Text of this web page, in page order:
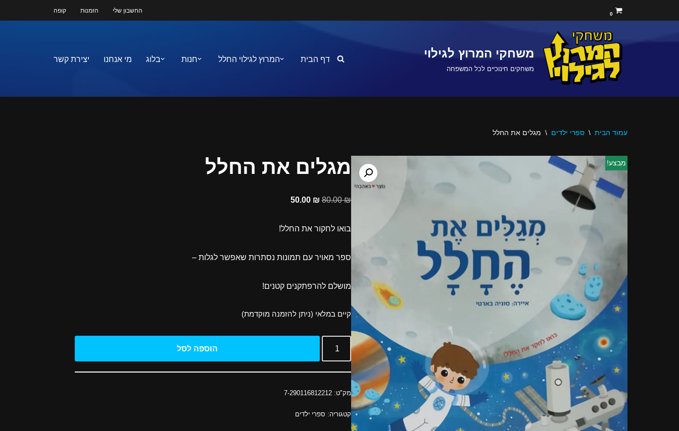
0 החשבון שלי הזמנות קופה
משחקי המרוץ לגילוי
משחקים חינוכיים לכל המשפחה
דף הבית המרוץ לגילוי החלל חנות בלוג מי אנחנו יצירת קשר
עמוד הבית \ ספרי ילדים \ מגלים את החלל
מבצע! מגלים את החלל
80.00₪
50.00 ₪
בואו לחקור את החלל!
ספר מאויר עם תמונות נסתרות שאפשר לגלות –
מושלם להרפתקנים קטנים!
קיים במלאי (ניתן להזמנה מוקדמת)
הוספה לסל
מק"ט:7-290116812212
קטגוריה: ספרי ילדים